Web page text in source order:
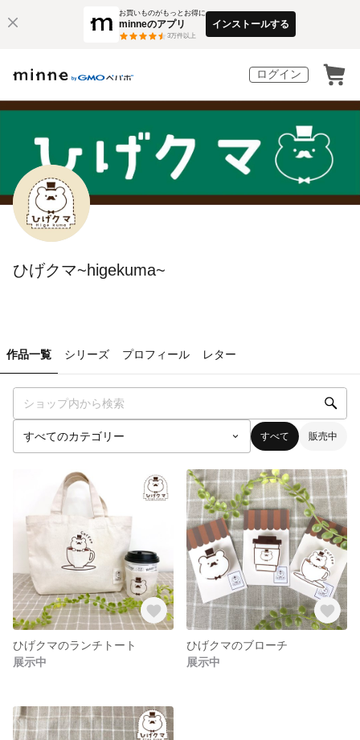
お買いものがもっとお得に
minneのアプリ
3万件以上
インストールする
ログイン
ひげクマ~higekuma~
作品一覧 シリーズ プロフィール レター
すべて 販売中
ひげクマのランチトート
展示中
ひげクマのブローチ
展示中